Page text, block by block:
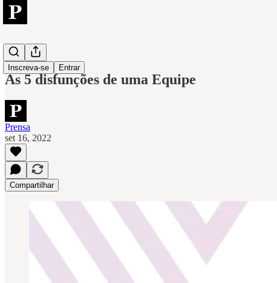
Inscreva-se Entrar
People
As 5 disfunções de uma Equipe
Prensa
set 16, 2022
Compartilhar